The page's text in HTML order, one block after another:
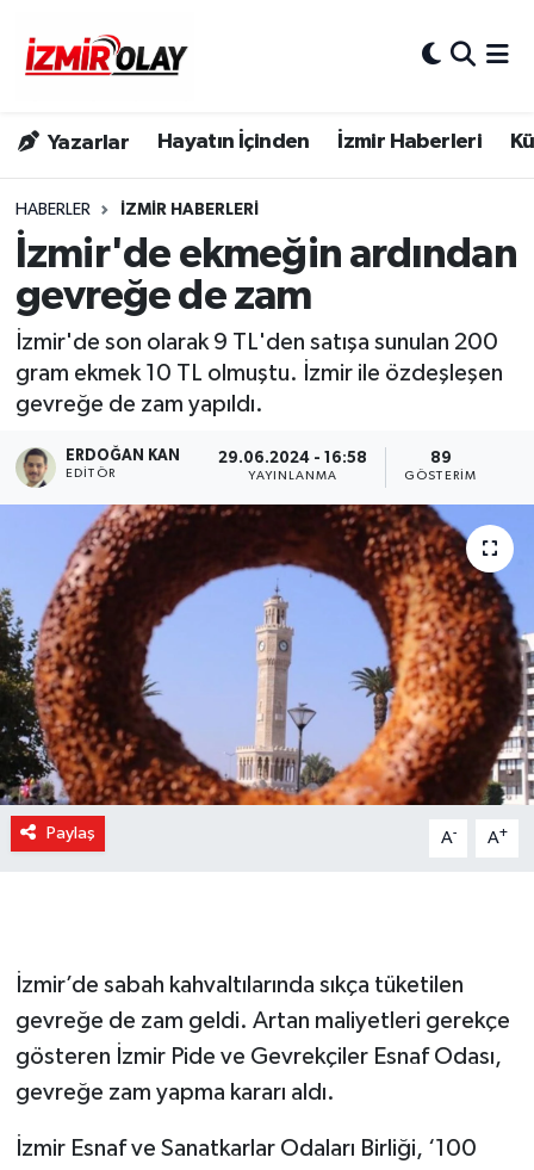
Yazarlar Hayatın İçinden İzmir Haberleri
HABERLER İZMIR HABERLERI
İzmir'de ekmeğin ardından
gevreğe de zam
İzmir'de son olarak 9 TL'den satışa sunulan 200
gram ekmek 10 TL olmuştu. İzmir ile özdeşleşen
gevreğe de zam yapıldı.
ERDOĞAN KAN
EDITÖR
29.06.2024 - 16:58
YAYINLANMA
89
GÖSTERIM
Paylaş A- A+
İzmir’de sabah kahvaltılarında sıkça tüketilen
gevreğe de zam geldi. Artan maliyetleri gerekçe
gösteren İzmir Pide ve Gevrekçiler Esnaf Odası,
gevreğe zam yapma kararı aldı.
İzmir Esnaf ve Sanatkarlar Odaları Birliği, ‘100
Konak Trafik Yoğunluk Haritası
Süper Lig Puan Durumu ve Fikstür
Tüm Manşetler
Son Dakika Haberleri
Haber Arşivi